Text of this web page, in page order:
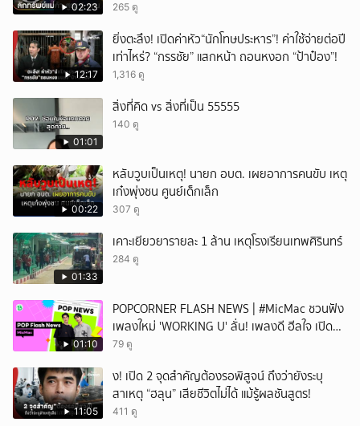
02:23 265 ดู
12:17
ยิ่งตะลึง! เปิดค่าหัว“นักโทษประหาร”! ค่าใช้จ่ายต่อปี
เท่าไหร่? “กรรชัย” แสกหน้า ถอนหงอก “ป้าป๋อง”!
1,316 ดู
01:01
สิ่งที่คิด vs สิ่งที่เป็น 55555
140 ดู
00:22
หลับวูบเป็นเหตุ! นายก อบต. เผยอาการคนขับ เหตุ
เก๋งพุ่งชน ศูนย์เด็กเล็ก
307 ดู
01:33
เคาะเยียวยารายละ 1 ล้าน เหตุโรงเรียนเทพศิรินทร์
284 ดู
01:10
POPCORNER FLASH NEWS | #MicMac ชวนฟัง
เพลงใหม่ 'WORKING U' ลั่น! เพลงดี ฮีลใจ เปิด
ฟังได้ทุกสถานการณ์
79 ดู
11:05
ึ้ง! เปิด 2 จุดสำคัญต้องรอพิสูจน์ ถึงว่ายังระบุ
สาเหตุ “ฮลุน” เสียชีวิตไม่ได้ แม้รู้ผลชันสูตร!
411 ดู